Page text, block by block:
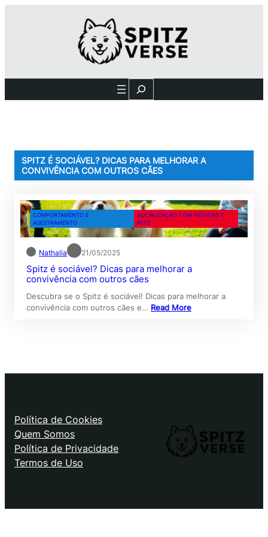
Search
SPITZ É SOCIÁVEL? DICAS PARA MELHORAR A
CONVIVÊNCIA COM OUTROS CÃES
COMPORTAMENTO E
ADESTRAMENTO
SOCIALIZAÇÃO COM PESSOAS E
PETS
Nathalia 21/05/2025
Spitz é sociável? Dicas para melhorar a
convivência com outros cães
Descubra se o Spitz é sociável! Dicas para melhorar a
convivência com outros cães e… Read More
Política de Cookies
Quem Somos
Política de Privacidade
Termos de Uso